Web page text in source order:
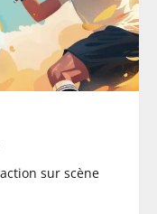
sur scène